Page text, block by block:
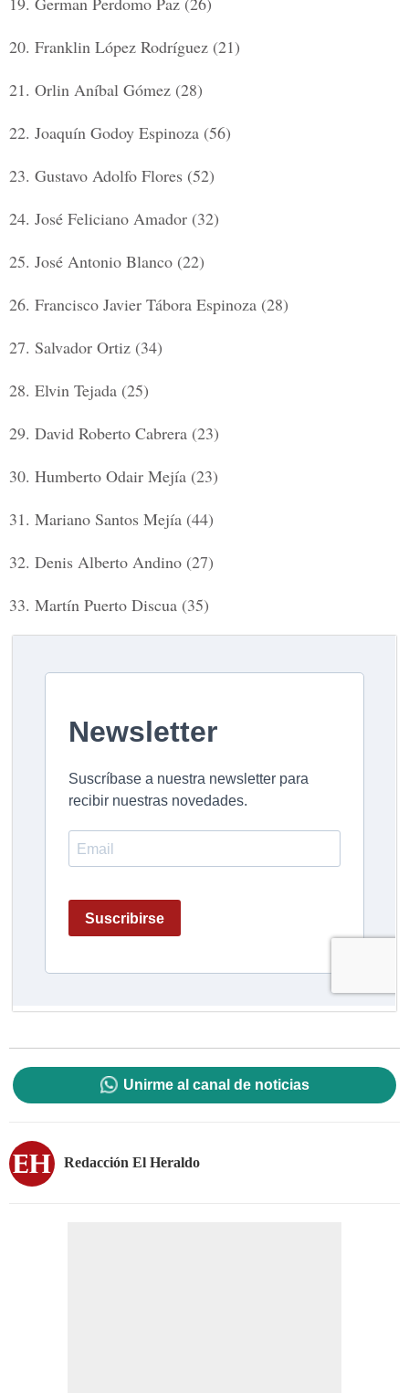
20. Franklin López Rodríguez (21)
21. Orlin Aníbal Gómez (28)
22. Joaquín Godoy Espinoza (56)
23. Gustavo Adolfo Flores (52)
24. José Feliciano Amador (32)
25. José Antonio Blanco (22)
26. Francisco Javier Tábora Espinoza (28)
27. Salvador Ortiz (34)
28. Elvin Tejada (25)
29. David Roberto Cabrera (23)
30. Humberto Odair Mejía (23)
31. Mariano Santos Mejía (44)
32. Denis Alberto Andino (27)
33. Martín Puerto Discua (35)
Unirme al canal de noticias
Redacción El Heraldo